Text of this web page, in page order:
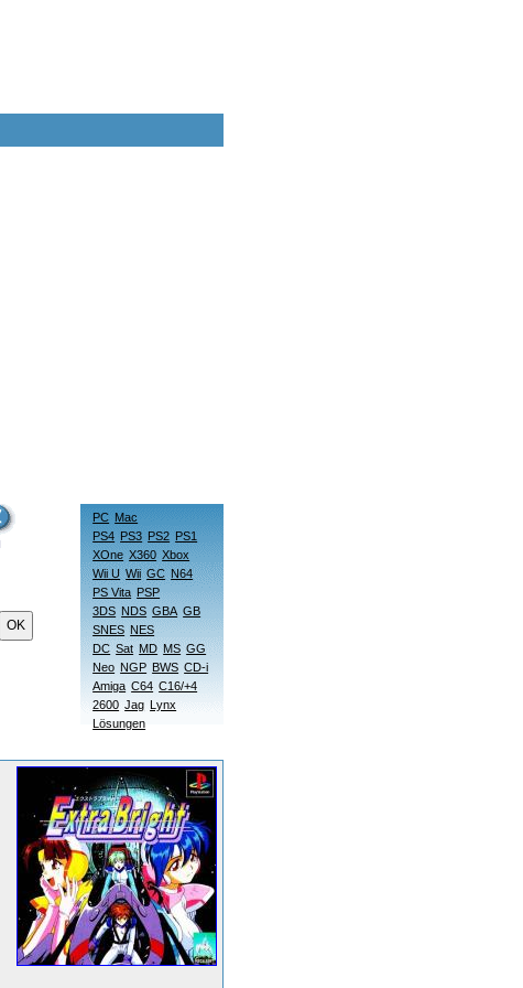
OK
PC Mac
PS4 PS3 PS2 PS1
XOne X360 Xbox
Wii U Wii GC N64
PS Vita PSP
3DS NDS GBA GB
SNES NES
DC Sat MD MS GG
Neo NGP BWS CD-i
Amiga C64 C16/+4
2600 Jag Lynx
Lösungen